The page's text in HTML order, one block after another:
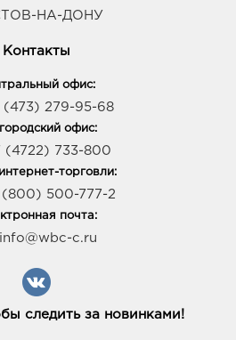
НА-ДОНУ
Контакты
офис:
(473) 279-95-68
офис:
(4722) 733-800
торговли:
(800) 500-777-2
почта:
info@wbc-c.ru
следить за новинками!